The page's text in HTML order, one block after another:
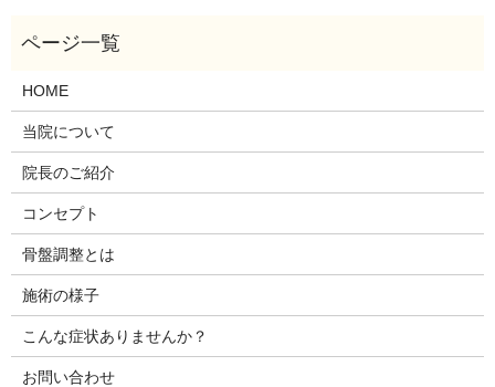
HOME
当院について
院長のご紹介
コンセプト
骨盤調整とは
施術の様子
こんな症状ありませんか？
お問い合わせ